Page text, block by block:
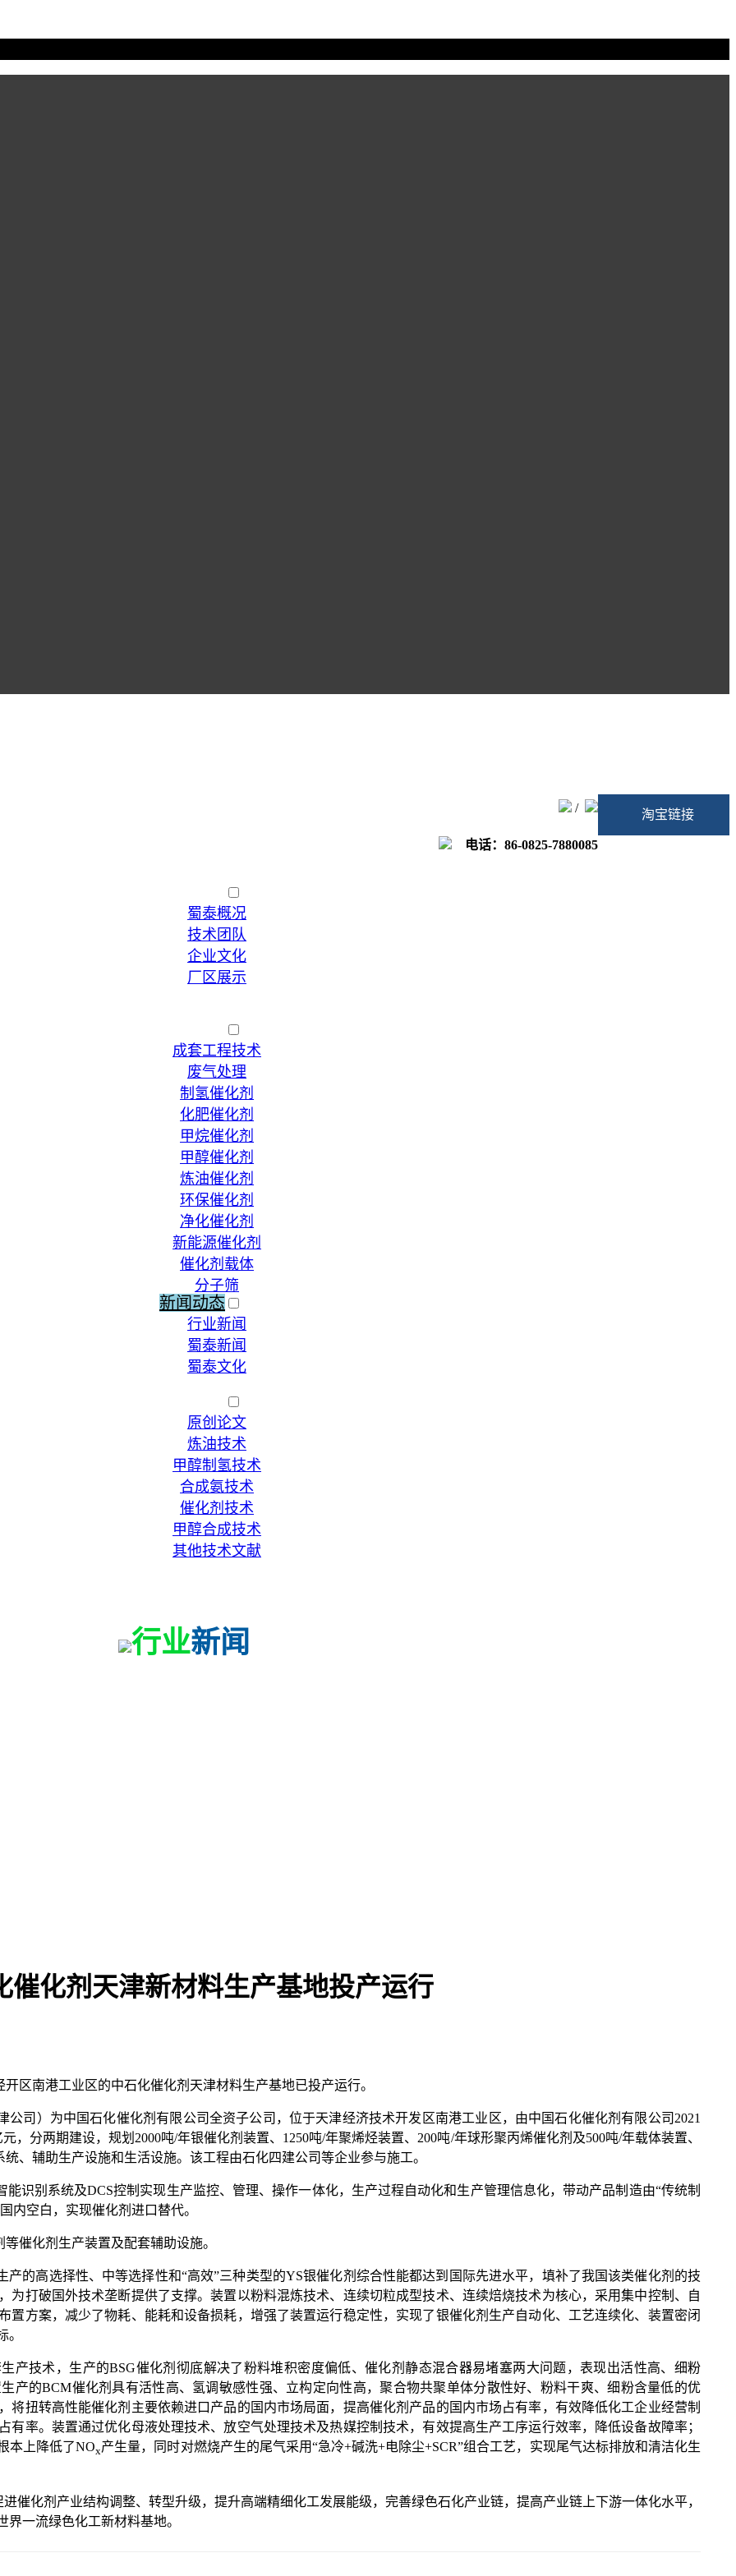
淘宝链接
/
电话：86-0825-7880085
蜀泰概况
技术团队
企业文化
厂区展示
成套工程技术
废气处理
制氢催化剂
化肥催化剂
甲烷催化剂
甲醇催化剂
炼油催化剂
环保催化剂
净化催化剂
新能源催化剂
催化剂载体
分子筛
新闻动态
行业新闻
蜀泰新闻
蜀泰文化
原创论文
炼油技术
甲醇制氢技术
合成氨技术
催化剂技术
甲醇合成技术
其他技术文献
行业新闻
催化剂天津新材料生产基地投产运行
南港工业区的中石化催化剂天津材料生产基地已投产运行。
）为中国石化催化剂有限公司全资子公司，位于天津经济技术开发区南港工业区，由中国石化催化剂有限公司2021
，分两期建设，规划2000吨/年银催化剂装置、1250吨/年聚烯烃装置、200吨/年球形聚丙烯催化剂及500吨/年载体装置、
、辅助生产设施和生活设施。该工程由石化四建公司等企业参与施工。
别系统及DCS控制实现生产监控、管理、操作一体化，生产过程自动化和生产管理信息化，带动产品制造由“传统制
内空白，实现催化剂进口替代。
化剂生产装置及配套辅助设施。
高选择性、中等选择性和“高效”三种类型的YS银催化剂综合性能都达到国际先进水平，填补了我国该类催化剂的技
为打破国外技术垄断提供了支撑。装置以粉料混炼技术、连续切粒成型技术、连续焙烧技术为核心，采用集中控制、自
置方案，减少了物耗、能耗和设备损耗，增强了装置运行稳定性，实现了银催化剂生产自动化、工艺连续化、装置密闭
。
技术，生产的BSG催化剂彻底解决了粉料堆积密度偏低、催化剂静态混合器易堵塞两大问题，表现出活性高、细粉
产的BCM催化剂具有活性高、氢调敏感性强、立构定向性高，聚合物共聚单体分散性好、粉料干爽、细粉含量低的优
将扭转高性能催化剂主要依赖进口产品的国内市场局面，提高催化剂产品的国内市场占有率，有效降低化工企业经营制
率。装置通过优化母液处理技术、放空气处理技术及热媒控制技术，有效提高生产工序运行效率，降低设备故障率；
本上降低了NOx产生量，同时对燃烧产生的尾气采用“急冷+碱洗+电除尘+SCR”组合工艺，实现尾气达标排放和清洁化生
化剂产业结构调整、转型升级，提升高端精细化工发展能级，完善绿色石化产业链，提高产业链上下游一体化水平，
一流绿色化工新材料基地。